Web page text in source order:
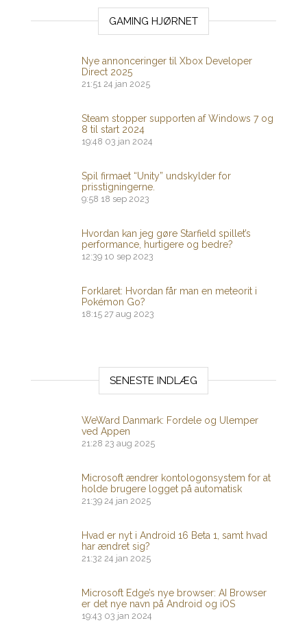
GAMING HJØRNET
Nye annonceringer til Xbox Developer
Direct 2025
21:51 24 jan 2025
Steam stopper supporten af ​​Windows 7 og
8 til start 2024
19:48 03 jan 2024
Spil firmaet “Unity” undskylder for
prisstigningerne.
9:58 18 sep 2023
Hvordan kan jeg gøre Starfield spillet’s
performance, hurtigere og bedre?
12:39 10 sep 2023
Forklaret: Hvordan får man en meteorit i
Pokémon Go?
18:15 27 aug 2023
SENESTE INDLÆG
WeWard Danmark: Fordele og Ulemper
ved Appen
21:28 23 aug 2025
Microsoft ændrer kontologonsystem for at
holde brugere logget på automatisk
21:39 24 jan 2025
Hvad er nyt i Android 16 Beta 1, samt hvad
har ændret sig?
21:32 24 jan 2025
Microsoft Edge’s nye browser: AI Browser
er det nye navn på Android og iOS
19:43 03 jan 2024